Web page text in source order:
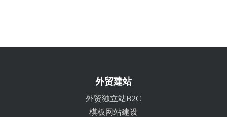
外贸建站
外贸独立站B2C
模板网站建设